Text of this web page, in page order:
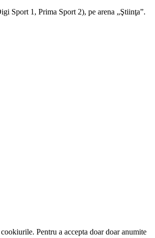
Sport 1, Prima Sport 2), pe arena „Ştiinţa”.
Pentru a accepta doar doar anumite